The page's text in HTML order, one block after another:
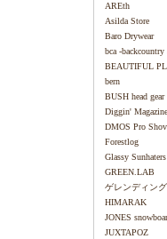
AREth
Asilda Store
Baro Drywear
bca -backcountry
BEAUTIFUL
bern
BUSH head gear
Diggin' Magazine
DMOS Pro
Forestlog
Glassy Sunhaters
GREEN.LAB
ゲレンディング
HIMARAK
JONES
JUXTAPOZ